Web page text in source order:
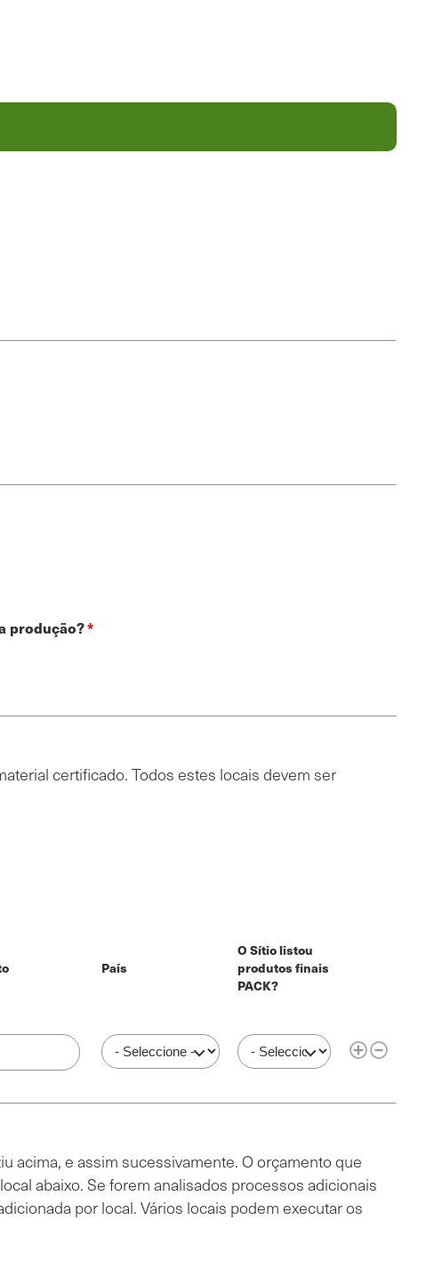
produção?
certificado. Todos estes locais devem ser
País
O Sítio listou
produtos finais
PACK?
acima, e assim sucessivamente. O orçamento que
abaixo. Se forem analisados processos adicionais
por local. Vários locais podem executar os